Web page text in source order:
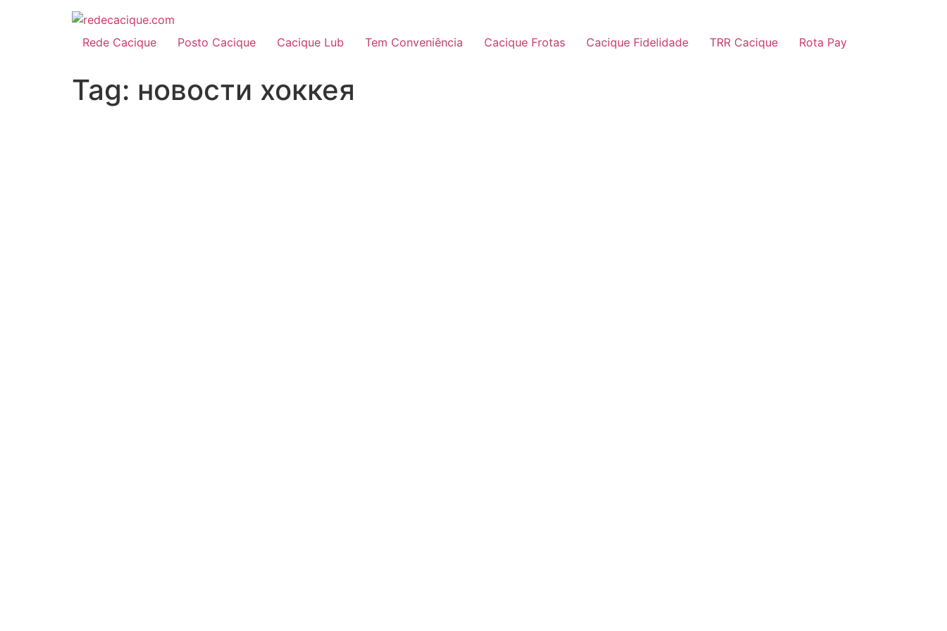
Rede Cacique Posto Cacique Cacique Lub Tem Conveniência Cacique Frotas Cacique Fidelidade TRR Cacique Rota Pay
Tag: новости хоккея